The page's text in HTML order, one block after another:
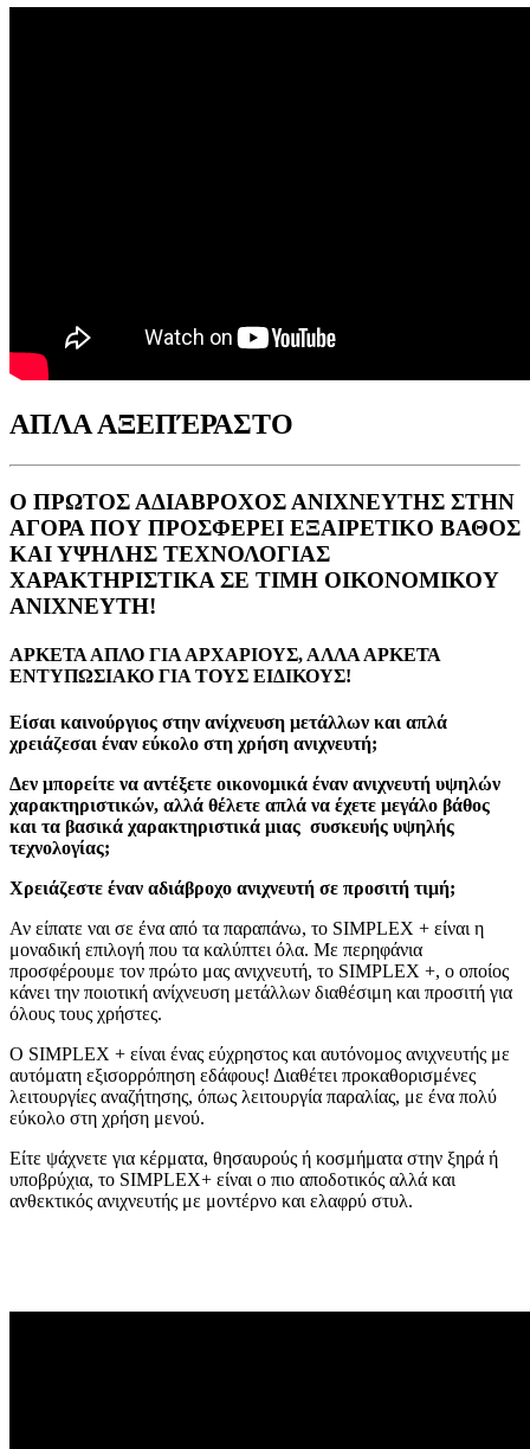
ΑΠΛΑ ΑΞΕΠΈΡΑΣΤO
Ο ΠΡΩΤΟΣ ΑΔΙΑΒΡΟΧΟΣ ΑΝΙΧΝΕΥΤΗΣ ΣΤΗΝ
ΑΓΟΡΑ ΠΟΥ ΠΡΟΣΦΕΡΕΙ ΕΞΑΙΡΕΤΙΚO ΒΑΘΟΣ
ΚΑΙ ΥΨΗΛΗΣ ΤΕΧΝΟΛΟΓΙΑΣ
ΧΑΡΑΚΤΗΡΙΣΤΙΚΑ ΣΕ ΤΙΜΗ ΟΙΚΟΝΟΜΙΚΟΥ
ΑΝΙΧΝΕΥΤΗ!
ΑΡΚΕΤΑ ΑΠΛΟ ΓΙΑ ΑΡΧΑΡΙΟΥΣ, ΑΛΛΑ ΑΡΚΕΤΑ
ΕΝΤΥΠΩΣΙΑΚΟ ΓΙΑ ΤΟΥΣ ΕΙΔΙΚΟΥΣ!
Είσαι καινούργιος στην ανίχνευση μετάλλων και απλά
χρειάζεσαι έναν εύκολο στη χρήση ανιχνευτή;
Δεν μπορείτε να αντέξετε οικονομικά έναν ανιχνευτή υψηλών
χαρακτηριστικών, αλλά θέλετε απλά να έχετε μεγάλο βάθος
και τα βασικά χαρακτηριστικά μιας συσκευής υψηλής
τεχνολογίας;
Χρειάζεστε έναν αδιάβροχο ανιχνευτή σε προσιτή τιμή;
Αν είπατε ναι σε ένα από τα παραπάνω, το SIMPLEX + είναι η
μοναδική επιλογή που τα καλύπτει όλα. Με περηφάνια
προσφέρουμε τον πρώτο μας ανιχνευτή, το SIMPLEX +, o οποίος
κάνει την ποιοτική ανίχνευση μετάλλων διαθέσιμη και προσιτή για
όλους τους χρήστες.
Ο SIMPLEX + είναι ένας εύχρηστος και αυτόνομος ανιχνευτής με
αυτόματη εξισορρόπηση εδάφους! Διαθέτει προκαθορισμένες
λειτουργίες αναζήτησης, όπως λειτουργία παραλίας, με ένα πολύ
εύκολο στη χρήση μενού.
Είτε ψάχνετε για κέρματα, θησαυρούς ή κοσμήματα στην ξηρά ή
υποβρύχια, το SIMPLEX+ είναι ο πιο αποδοτικός αλλά και
ανθεκτικός ανιχνευτής με μοντέρνο και ελαφρύ στυλ.